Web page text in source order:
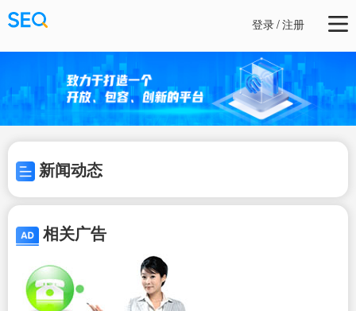
登录/注册
新闻动态
相关广告